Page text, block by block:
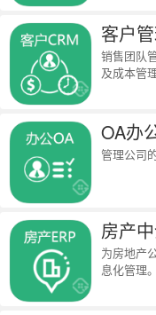
客户
销售团队
及成本管理
OA办
管理公司
房产
为房地产
息化管理。